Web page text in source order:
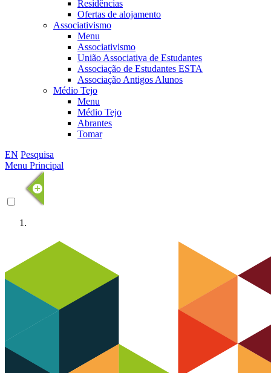
Residências
Ofertas de alojamento
Associativismo
Menu
Associativismo
União Associativa de Estudantes
Associação de Estudantes ESTA
Associação Antigos Alunos
Médio Tejo
Menu
Médio Tejo
Abrantes
Tomar
EN Pesquisa
Menu Principal